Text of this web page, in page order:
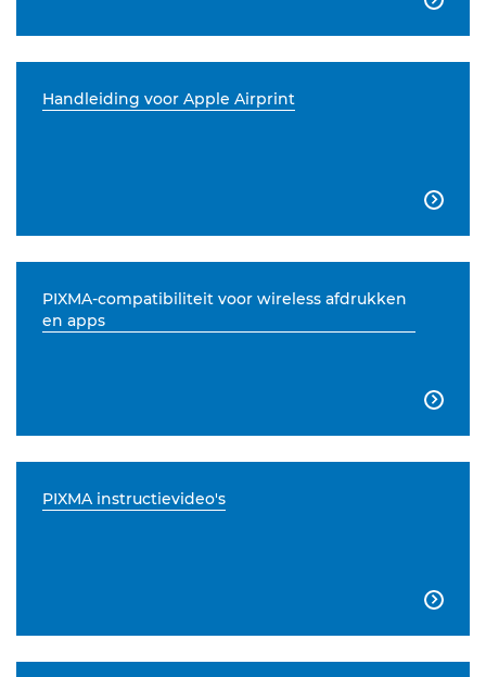
Handleiding voor Apple Airprint

PIXMA-compatibiliteit voor wireless afdrukken
en apps

PIXMA instructievideo's
